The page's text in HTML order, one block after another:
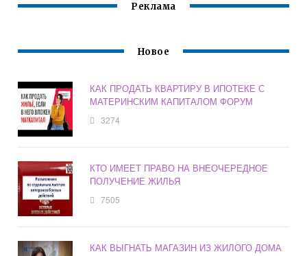
Реклама
Новое
КАК ПРОДАТЬ КВАРТИРУ В ИПОТЕКЕ С
МАТЕРИНСКИМ КАПИТАЛОМ ФОРУМ
3274
КТО ИМЕЕТ ПРАВО НА ВНЕОЧЕРЕДНОЕ
ПОЛУЧЕНИЕ ЖИЛЬЯ
7505
КАК ВЫГНАТЬ МАГАЗИН ИЗ ЖИЛОГО ДОМА